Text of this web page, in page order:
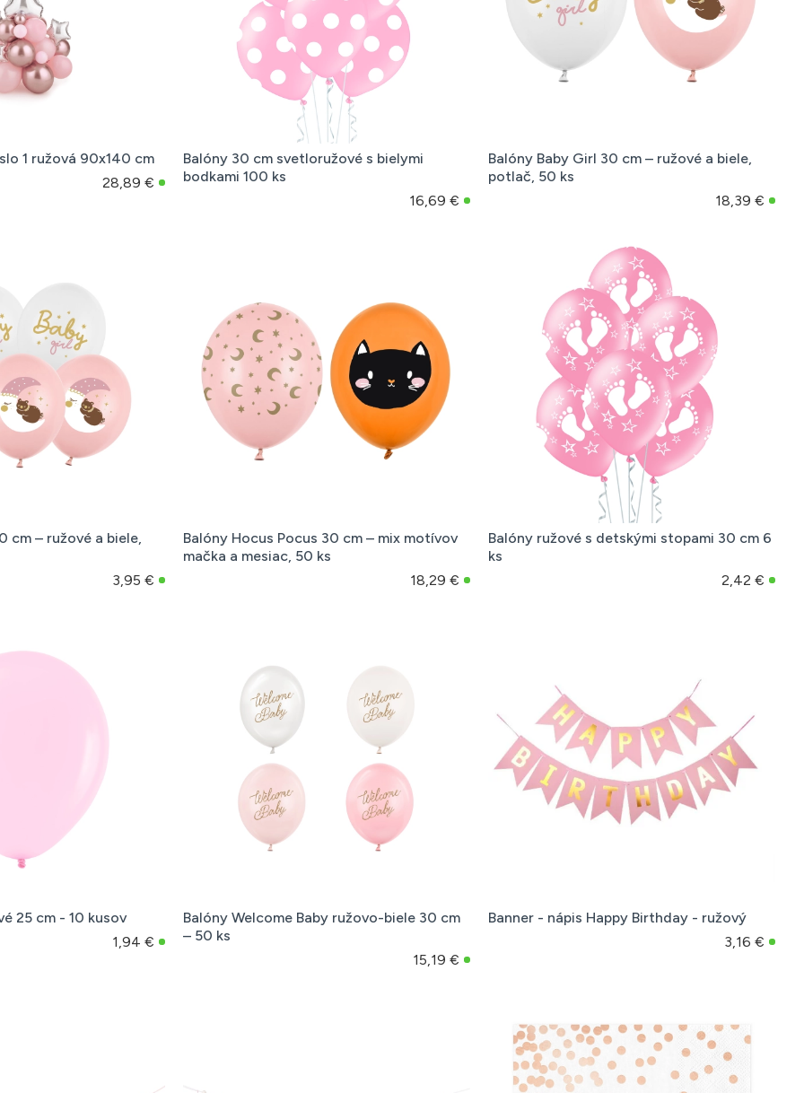
1 ružová 90x140 cm
28,89 €
Balóny 30 cm svetloružové s bielymi
bodkami 100 ks
16,69 €
Balóny Baby Girl 30 cm – ružové a biele,
potlač, 50 ks
18,39 €
cm – ružové a biele,
3,95 €
Balóny Hocus Pocus 30 cm – mix motívov
mačka a mesiac, 50 ks
18,29 €
Balóny ružové s detskými stopami 30 cm 6
ks
2,42 €
25 cm - 10 kusov
1,94 €
Balóny Welcome Baby ružovo-biele 30 cm
– 50 ks
15,19 €
Banner - nápis Happy Birthday - ružový
3,16 €